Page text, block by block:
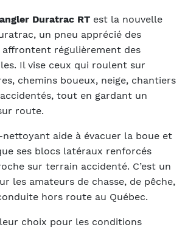
Duratrac RT est la nouvelle
un pneu apprécié des
régulièrement des
Il vise ceux qui roulent sur
chemins boueux, neige, chantiers
tout en gardant un
route.
aide à évacuer la boue et
ses blocs latéraux renforcés
sur terrain accidenté. C’est un
les amateurs de chasse, de pêche,
hors route au Québec.
choix pour les conditions